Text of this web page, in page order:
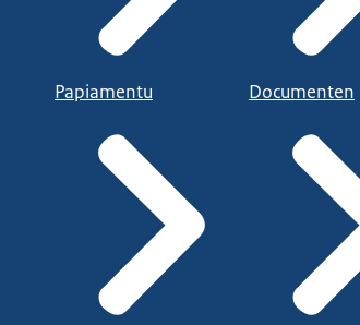
Papiamentu Documenten